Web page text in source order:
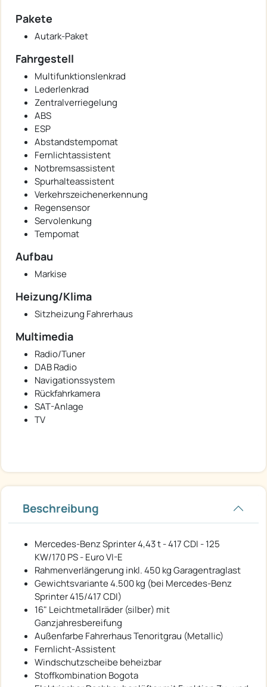
Pakete
Autark-Paket
Fahrgestell
Multifunktionslenkrad
Lederlenkrad
Zentralverriegelung
ABS
ESP
Abstandstempomat
Fernlichtassistent
Notbremsassistent
Spurhalteassistent
Verkehrszeichenerkennung
Regensensor
Servolenkung
Tempomat
Aufbau
Markise
Heizung/Klima
Sitzheizung Fahrerhaus
Multimedia
Radio/Tuner
DAB Radio
Navigationssystem
Rückfahrkamera
SAT-Anlage
TV
Beschreibung
Mercedes-Benz Sprinter 4,43 t - 417 CDI - 125
KW/170 PS - Euro VI-E
Rahmenverlängerung inkl. 450 kg Garagentraglast
Gewichtsvariante 4.500 kg (bei Mercedes-Benz
Sprinter 415/417 CDI)
16" Leichtmetallräder (silber) mit
Ganzjahresbereifung
Außenfarbe Fahrerhaus Tenoritgrau (Metallic)
Fernlicht-Assistent
Windschutzscheibe beheizbar
Stoffkombination Bogota